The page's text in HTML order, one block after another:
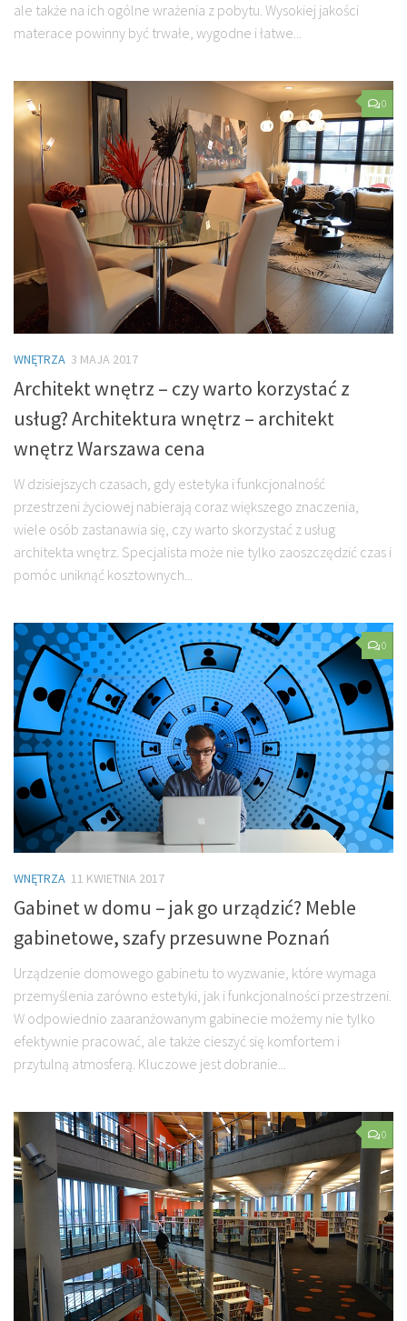
ale także na ich ogólne wrażenia z pobytu. Wysokiej jakości
materace powinny być trwałe, wygodne i łatwe...
0
WNĘTRZA 3 MAJA 2017
Architekt wnętrz – czy warto korzystać z
usług? Architektura wnętrz – architekt
wnętrz Warszawa cena
W dzisiejszych czasach, gdy estetyka i funkcjonalność
przestrzeni życiowej nabierają coraz większego znaczenia,
wiele osób zastanawia się, czy warto skorzystać z usług
architekta wnętrz. Specjalista może nie tylko zaoszczędzić czas i
pomóc uniknąć kosztownych...
0
WNĘTRZA 11 KWIETNIA 2017
Gabinet w domu – jak go urządzić? Meble
gabinetowe, szafy przesuwne Poznań
Urządzenie domowego gabinetu to wyzwanie, które wymaga
przemyślenia zarówno estetyki, jak i funkcjonalności przestrzeni.
W odpowiednio zaaranżowanym gabinecie możemy nie tylko
efektywnie pracować, ale także cieszyć się komfortem i
przytulną atmosferą. Kluczowe jest dobranie...
0